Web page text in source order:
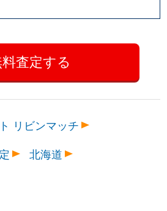
リビンマッチ
北海道